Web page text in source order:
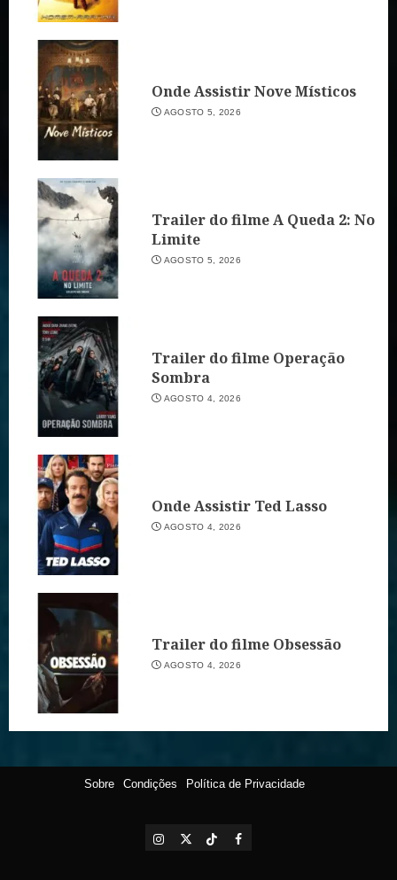
Onde Assistir Nove Místicos
AGOSTO 5, 2026
Trailer do filme A Queda 2: No
Limite
AGOSTO 5, 2026
Trailer do filme Operação
Sombra
AGOSTO 4, 2026
Onde Assistir Ted Lasso
AGOSTO 4, 2026
Trailer do filme Obsessão
AGOSTO 4, 2026
Sobre Condições Política de Privacidade
Instagram
X TikTokFacebook